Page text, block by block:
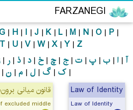
FARZANEGI
| H| I | J | K| L| M| N| O| P|
T | U | V| W| X| Y| Z
آ | ا | ب | پ | ت |ج |چ |خ |د |ذ |ر |
| ک | گ | ل | م | ن |
Law of Identity
Law of Identity
قانون میانی
excluded middle